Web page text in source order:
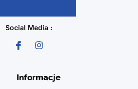
Social Media :
Informacje